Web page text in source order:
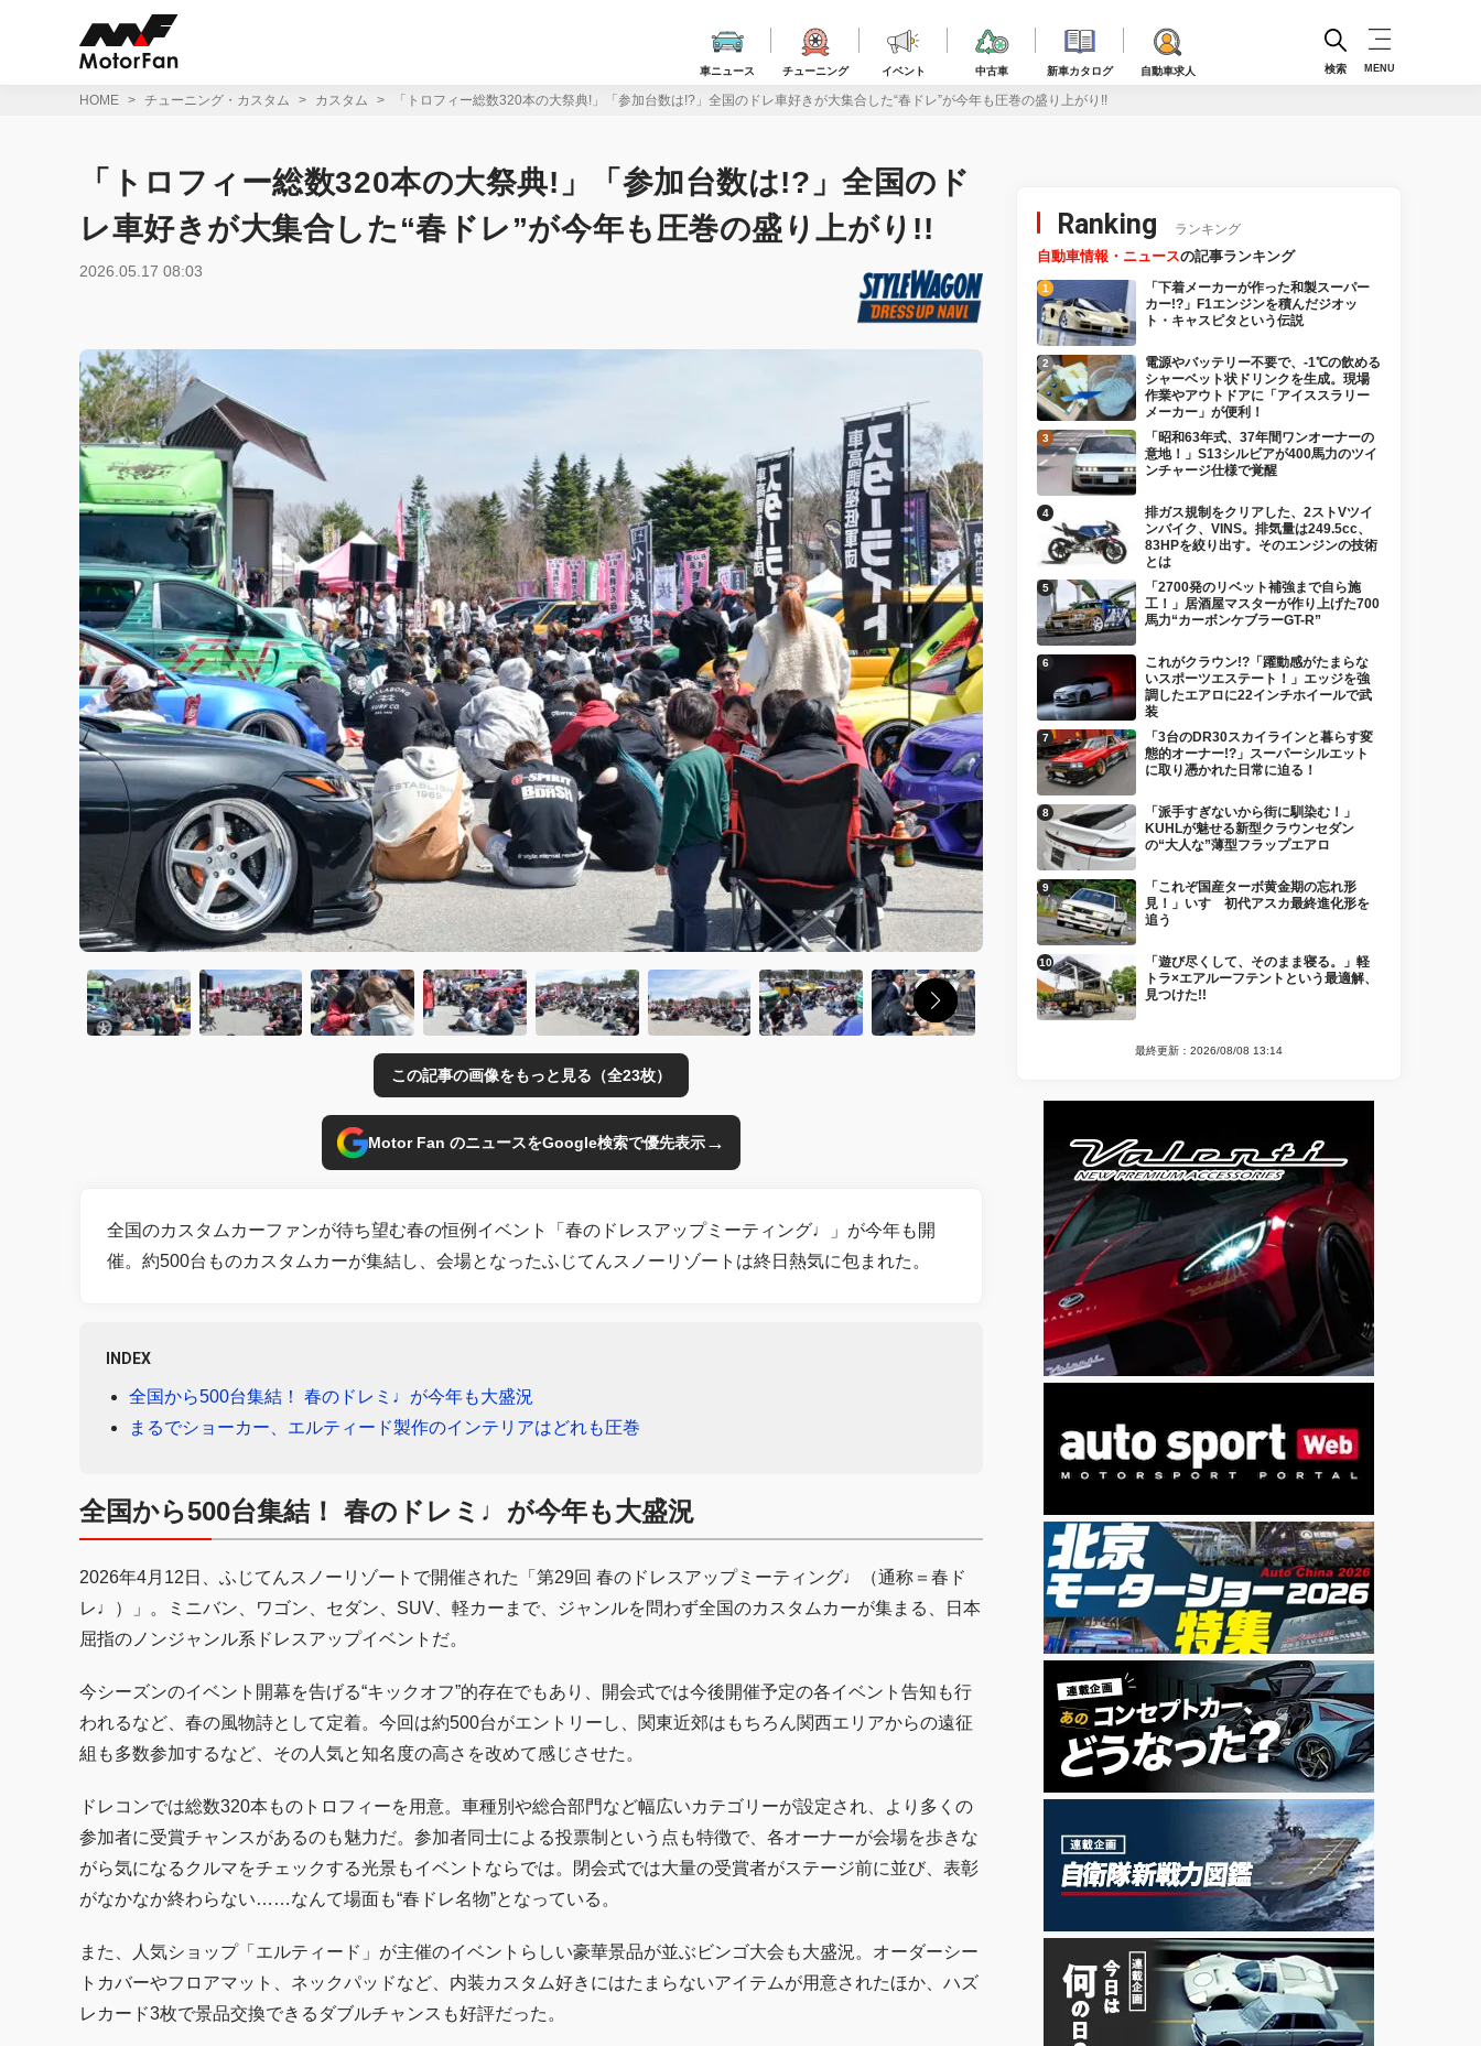
車ニュース チューニング イベント 中古車 新車カタログ 自動車求人 検索 MENU
HOME チューニング・カスタム カスタム 「トロフィー総数320本の大祭典!」「参加台数は!?」全国のドレ車好きが大集合した“春ドレ”が今年も圧巻の盛り上がり!!
「トロフィー総数320本の大祭典!」「参加台数は!?」全国のド
レ車好きが大集合した“春ドレ”が今年も圧巻の盛り上がり!!
2026.05.17 08:03
この記事の画像をもっと見る（全23枚）
Motor Fan のニュースをGoogle検索で優先表示→
全国のカスタムカーファンが待ち望む春の恒例イベント「春のドレスアップミーティング♩」が今年も開
催。約500台ものカスタムカーが集結し、会場となったふじてんスノーリゾートは終日熱気に包まれた。
INDEX
全国から500台集結！ 春のドレミ♩が今年も大盛況
まるでショーカー、エルティード製作のインテリアはどれも圧巻
全国から500台集結！ 春のドレミ♩が今年も大盛況
2026年4月12日、ふじてんスノーリゾートで開催された「第29回 春のドレスアップミーティング♩（通称＝春ド
レ♩）」。ミニバン、ワゴン、セダン、SUV、軽カーまで、ジャンルを問わず全国のカスタムカーが集まる、日本
屈指のノンジャンル系ドレスアップイベントだ。
今シーズンのイベント開幕を告げる“キックオフ”的存在でもあり、開会式では今後開催予定の各イベント告知も行
われるなど、春の風物詩として定着。今回は約500台がエントリーし、関東近郊はもちろん関西エリアからの遠征
組も多数参加するなど、その人気と知名度の高さを改めて感じさせた。
ドレコンでは総数320本ものトロフィーを用意。車種別や総合部門など幅広いカテゴリーが設定され、より多くの
参加者に受賞チャンスがあるのも魅力だ。参加者同士による投票制という点も特徴で、各オーナーが会場を歩きな
がら気になるクルマをチェックする光景もイベントならでは。閉会式では大量の受賞者がステージ前に並び、表彰
がなかなか終わらない……なんて場面も“春ドレ名物”となっている。
また、人気ショップ「エルティード」が主催のイベントらしい豪華景品が並ぶビンゴ大会も大盛況。オーダーシー
トカバーやフロアマット、ネックパッドなど、内装カスタム好きにはたまらないアイテムが用意されたほか、ハズ
レカード3枚で景品交換できるダブルチャンスも好評だった。
Ranking ランキング
自動車情報・ニュースの記事ランキング
「下着メーカーが作った和製スーパー
カー!?」F1エンジンを積んだジオッ
ト・キャスピタという伝説
電源やバッテリー不要で、-1℃の飲める
シャーベット状ドリンクを生成。現場
作業やアウトドアに「アイススラリー
メーカー」が便利！
「昭和63年式、37年間ワンオーナーの
意地！」S13シルビアが400馬力のツイ
ンチャージ仕様で覚醒
排ガス規制をクリアした、2ストVツイ
ンバイク、VINS。排気量は249.5cc、
83HPを絞り出す。そのエンジンの技術
とは
「2700発のリベット補強まで自ら施
工！」居酒屋マスターが作り上げた700
馬力“カーボンケブラーGT-R”
これがクラウン!?「躍動感がたまらな
いスポーツエステート！」エッジを強
調したエアロに22インチホイールで武
装
「3台のDR30スカイラインと暮らす変
態的オーナー!?」スーパーシルエット
に取り憑かれた日常に迫る！
「派手すぎないから街に馴染む！」
KUHLが魅せる新型クラウンセダン
の“大人な”薄型フラップエアロ
「これぞ国産ターボ黄金期の忘れ形
見！」いすゞ初代アスカ最終進化形を
追う
「遊び尽くして、そのまま寝る。」軽
トラ×エアルーフテントという最適解、
見つけた!!
最終更新：2026/08/08 13:14